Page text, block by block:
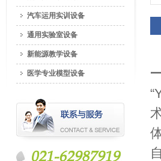
汽车运用实训设备
通用实验室设备
新能源教学设备
医学专业模型设备